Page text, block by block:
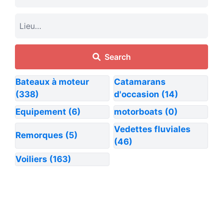
Search
Bateaux à moteur
(338)
Catamarans
d'occasion (14)
Equipement (6) motorboats (0)
Remorques (5)
Vedettes fluviales
(46)
Voiliers (163)